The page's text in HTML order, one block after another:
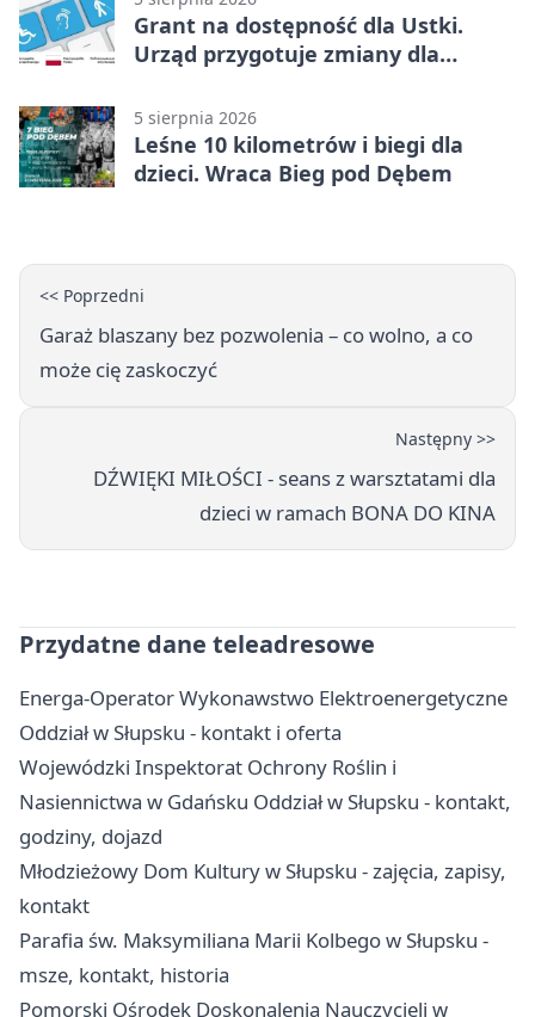
Grant na dostępność dla Ustki.
Urząd przygotuje zmiany dla
5 sierpnia 2026
Leśne 10 kilometrów i biegi dla
dzieci. Wraca Bieg pod Dębem
<< Poprzedni
Garaż blaszany bez pozwolenia – co wolno, a co
może cię zaskoczyć
Następny >>
DŹWIĘKI MIŁOŚCI - seans z warsztatami dla
dzieci w ramach BONA DO KINA
Przydatne dane teleadresowe
Energa-Operator Wykonawstwo Elektroenergetyczne
Oddział w Słupsku - kontakt i oferta
Wojewódzki Inspektorat Ochrony Roślin i
Nasiennictwa w Gdańsku Oddział w Słupsku - kontakt,
godziny, dojazd
Młodzieżowy Dom Kultury w Słupsku - zajęcia, zapisy,
kontakt
Parafia św. Maksymiliana Marii Kolbego w Słupsku -
msze, kontakt, historia
Pomorski Ośrodek Doskonalenia Nauczycieli w